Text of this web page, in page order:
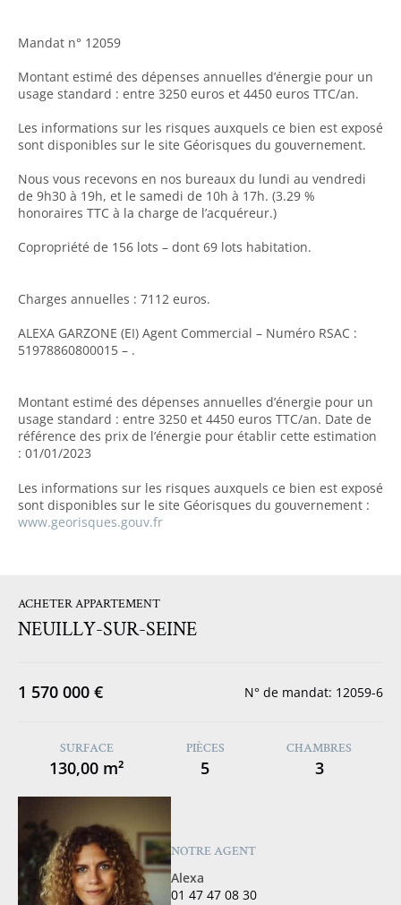
Mandat n° 12059
Montant estimé des dépenses annuelles d’énergie pour un
usage standard : entre 3250 euros et 4450 euros TTC/an.
Les informations sur les risques auxquels ce bien est exposé
sont disponibles sur le site Géorisques du gouvernement.
Nous vous recevons en nos bureaux du lundi au vendredi
de 9h30 à 19h, et le samedi de 10h à 17h. (3.29 %
honoraires TTC à la charge de l’acquéreur.)
Copropriété de 156 lots – dont 69 lots habitation.
Charges annuelles : 7112 euros.
ALEXA GARZONE (EI) Agent Commercial – Numéro RSAC :
51978860800015 – .
Montant estimé des dépenses annuelles d’énergie pour un
usage standard : entre 3250 et 4450 euros TTC/an. Date de
référence des prix de l’énergie pour établir cette estimation
: 01/01/2023
Les informations sur les risques auxquels ce bien est exposé
sont disponibles sur le site Géorisques du gouvernement :
www.georisques.gouv.fr
ACHETER APPARTEMENT
NEUILLY-SUR-SEINE
1 570 000 € N° de mandat: 12059-6
SURFACE
130,00 m²
PIÈCES
5
CHAMBRES
3
NOTRE AGENT
Alexa
01 47 47 08 30